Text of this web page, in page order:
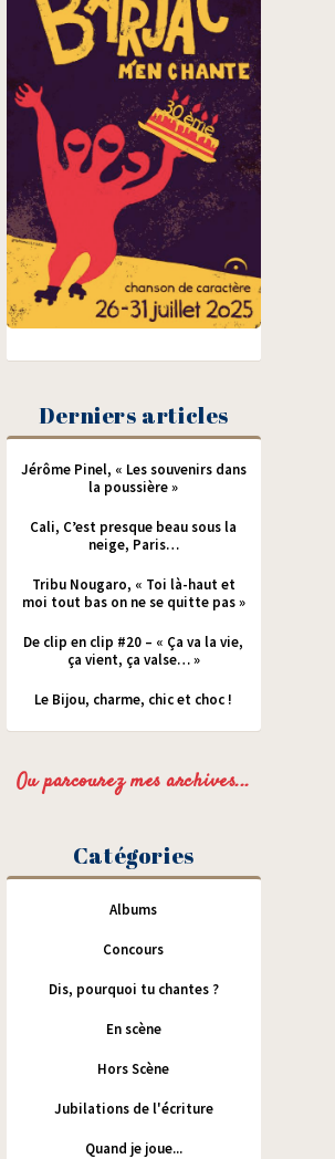
Derniers articles
Jérôme Pinel, « Les souvenirs dans
la poussière »
Cali, C’est presque beau sous la
neige, Paris…
Tribu Nougaro, « Toi là-haut et
moi tout bas on ne se quitte pas »
De clip en clip #20 – « Ça va la vie,
ça vient, ça valse… »
Le Bijou, charme, chic et choc !
Ou parcourez mes archives...
Catégories
Albums
Concours
Dis, pourquoi tu chantes ?
En scène
Hors Scène
Jubilations de l'écriture
Quand je joue...